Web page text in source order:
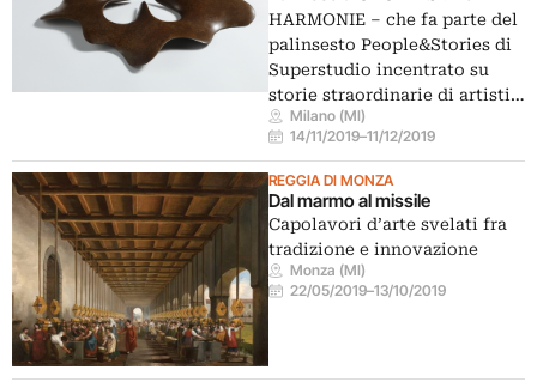
HARMONIE – che fa parte del
palinsesto People&Stories di
Superstudio incentrato su
storie straordinarie di artisti…
Milano (MI)
14/11/2019–11/12/2019
REGGIA DI MONZA
Dal marmo al missile
Capolavori d’arte svelati fra
tradizione e innovazione
Monza (MI)
22/05/2019–13/10/2019